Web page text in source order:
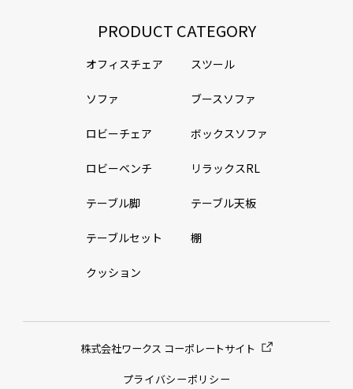
PRODUCT CATEGORY
オフィスチェア スツール
ソファ ブースソファ
ロビーチェア ボックスソファ
ロビーベンチ リラックスRL
テーブル脚 テーブル天板
テーブルセット 棚
クッション
株式会社ワークス コーポレートサイト
プライバシーポリシー